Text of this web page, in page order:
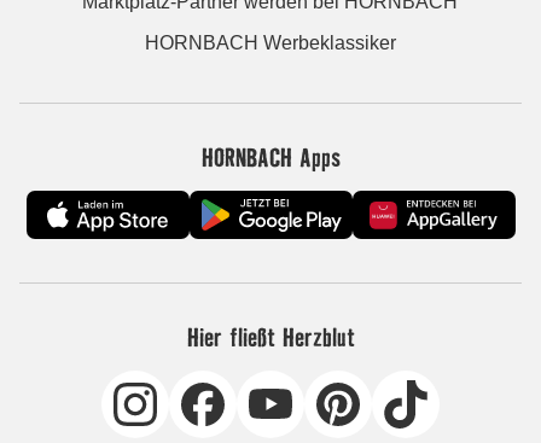
HORNBACH Werbeklassiker
HORNBACH Apps
Hier fließt Herzblut